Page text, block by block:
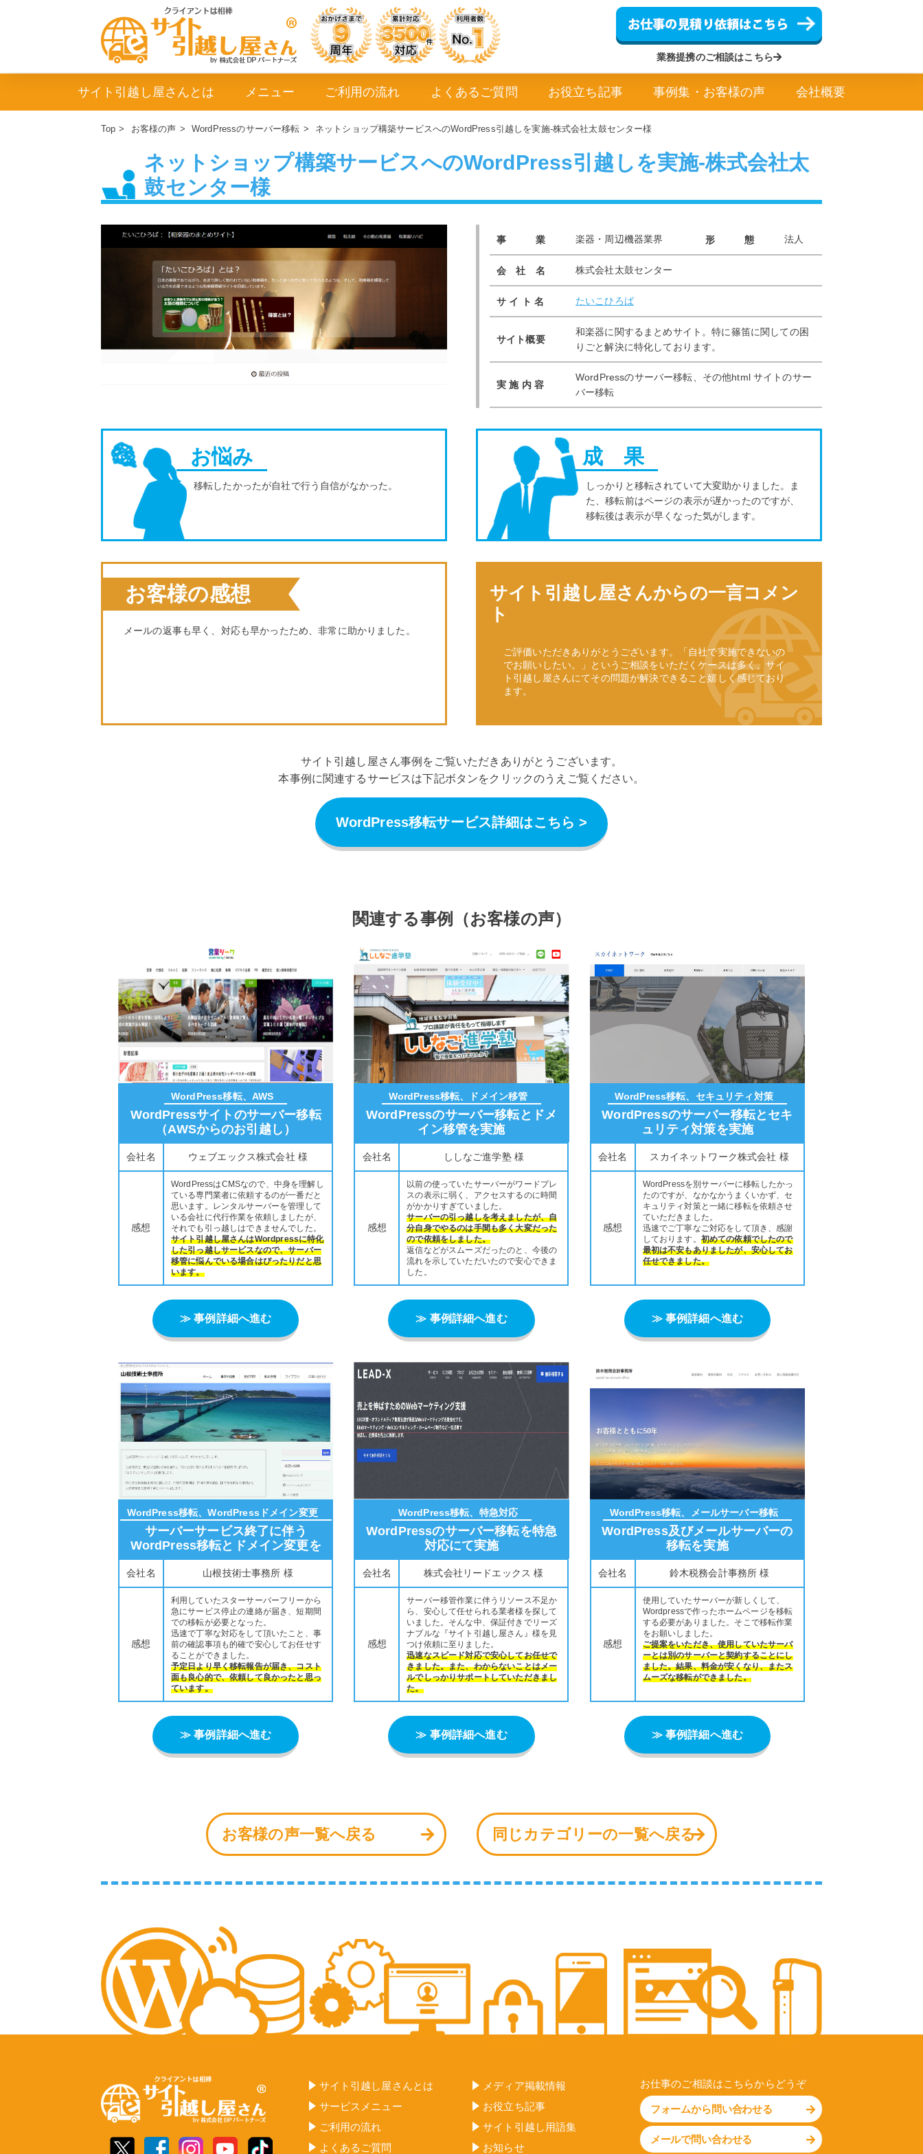
業務提携のご相談はこちら
サイト引越し屋さんとは メニュー ご利用の流れ よくあるご質問 お役立ち記事 事例集・お客様の声 会社概要
Top > お客様の声 > WordPressのサーバー移転 > ネットショップ構築サービスへのWordPress引越しを実施-株式会社太鼓センター様
ネットショップ構築サービスへのWordPress引越しを実施-株式会社太
鼓センター様
事 業 楽器・周辺機器業界 形 態 法人
会 社 名 株式会社太鼓センター
サ イ ト 名 たいこひろば
サイト概要
和楽器に関するまとめサイト。特に篠笛に関しての困
りごと解決に特化しております。
実 施 内 容
WordPressのサーバー移転、その他html サイトのサー
バー移転
お悩み
移転したかったが自社で行う自信がなかった。
成 果
しっかりと移転されていて大変助かりました。ま
た、移転前はページの表示が遅かったのですが、
移転後は表示が早くなった気がします。
お客様の感想
メールの返事も早く、対応も早かったため、非常に助かりました。
サイト引越し屋さんからの一言コメン
ト
ご評価いただきありがとうございます。「自社で実施できないの
でお願いしたい。」というご相談をいただくケースは多く、サイ
ト引越し屋さんにてその問題が解決できること嬉しく感じており
ます。
サイト引越し屋さん事例をご覧いただきありがとうございます。
本事例に関連するサービスは下記ボタンをクリックのうえご覧ください。
WordPress移転サービス詳細はこちら >
関連する事例（お客様の声）
WordPress移転、AWS
WordPressサイトのサーバー移転
（AWSからのお引越し）
会社名 ウェブエックス株式会社 様
感想
WordPressはCMSなので、中身を理解し
ている専門業者に依頼するのが一番だと
思います。レンタルサーバーを管理して
いる会社に代行作業を依頼しましたが、
それでも引っ越しはできませんでした。
サイト引越し屋さんはWordpressに特化
した引っ越しサービスなので、サーバー
移管に悩んでいる場合はぴったりだと思
います。
≫ 事例詳細へ進む
WordPress移転、ドメイン移管
WordPressのサーバー移転とドメ
イン移管を実施
会社名 ししなご進学塾 様
感想
以前の使っていたサーバーがワードプレ
スの表示に弱く、アクセスするのに時間
がかかりすぎていました。
サーバーの引っ越しを考えましたが、自
分自身でやるのは手間も多く大変だった
ので依頼をしました。
返信などがスムーズだったのと、今後の
流れを示していただいたので安心できま
した。
≫ 事例詳細へ進む
WordPress移転、セキュリティ対策
WordPressのサーバー移転とセキ
ュリティ対策を実施
会社名 スカイネットワーク株式会社 様
感想
WordPressを別サーバーに移転したかっ
たのですが、なかなかうまくいかず、セ
キュリティ対策と一緒に移転を依頼させ
ていただきました。
迅速でご丁寧なご対応をして頂き、感謝
しております。 初めての依頼でしたので
最初は不安もありましたが、安心してお
任せできました。
≫ 事例詳細へ進む
WordPress移転、WordPressドメイン変更
サーバーサービス終了に伴う
WordPress移転とドメイン変更を
実施
会社名 山根技術士事務所 様
感想
利用していたスターサーバーフリーから
急にサービス停止の連絡が届き、短期間
での移転が必要となった。
迅速で丁寧な対応をして頂いたこと、事
前の確認事項も的確で安心してお任せす
ることができました。
予定日より早く移転報告が届き、コスト
面も良心的で、依頼して良かったと思っ
ています。
≫ 事例詳細へ進む
WordPress移転、特急対応
WordPressのサーバー移転を特急
対応にて実施
会社名 株式会社リードエックス 様
感想
サーバー移管作業に伴うリソース不足か
ら、安心して任せられる業者様を探して
いました。そんな中、保証付きでリーズ
ナブルな『サイト引越し屋さん』様を見
つけ依頼に至りました。
迅速なスピード対応で安心してお任せで
きました。また、わからないことはメー
ルでしっかりサポートしていただきまし
た。
≫ 事例詳細へ進む
WordPress移転、メールサーバー移転
WordPress及びメールサーバーの
移転を実施
会社名 鈴木税務会計事務所 様
感想
使用していたサーバーが新しくして、
Wordpressで作ったホームページを移転
する必要がありました。そこで移転作業
をお願いしました。
ご提案をいただき、使用していたサーバ
ーとは別のサーバーと契約することにし
ました。結果、料金が安くなり、またス
ムーズな移転ができました。
≫ 事例詳細へ進む
お客様の声一覧へ戻る 同じカテゴリーの一覧へ戻る
サイト引越し屋さんとは
サービスメニュー
ご利用の流れ
よくあるご質問
メディア掲載情報
お役立ち記事
サイト引越し用語集
お知らせ
お仕事のご相談はこちらからどうぞ
フォームから問い合わせる
メールで問い合わせる